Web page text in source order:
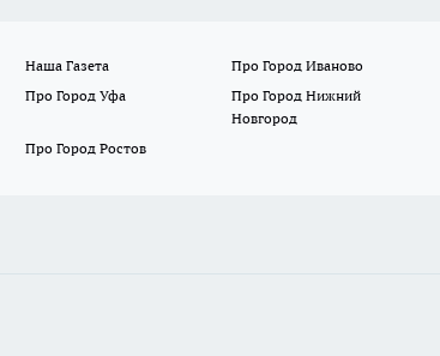
Наша Газета
Про Город Иваново
Про Город Уфа
Про Город Нижний
Новгород
Про Город Ростов